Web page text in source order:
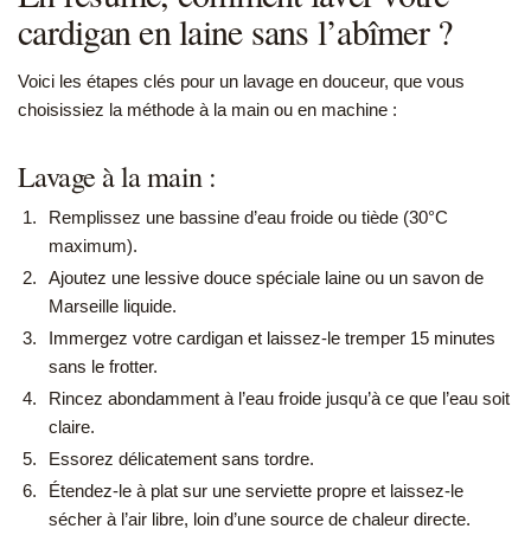
cardigan en laine sans l’abîmer ?
Voici les étapes clés pour un lavage en douceur, que vous
choisissiez la méthode à la main ou en machine :
Lavage à la main :
Remplissez une bassine d’eau froide ou tiède (30°C
maximum).
Ajoutez une lessive douce spéciale laine ou un savon de
Marseille liquide.
Immergez votre cardigan et laissez-le tremper 15 minutes
sans le frotter.
Rincez abondamment à l’eau froide jusqu’à ce que l’eau soit
claire.
Essorez délicatement sans tordre.
Étendez-le à plat sur une serviette propre et laissez-le
sécher à l’air libre, loin d’une source de chaleur directe.